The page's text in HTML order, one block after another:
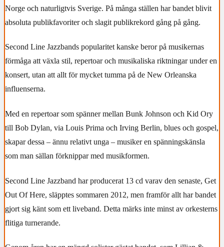
Norge och naturligtvis Sverige. På många ställen har bandet blivit
absoluta publikfavoriter och slagit publikrekord gång på gång.
Second Line Jazzbands popularitet kanske beror på musikernas
förmåga att växla stil, repertoar och musikaliska riktningar under en
konsert, utan att allt för mycket tumma på de New Orleanska
influenserna.
Med en repertoar som spänner mellan Bunk Johnson och Kid Ory
till Bob Dylan, via Louis Prima och Irving Berlin, blues och gospel,
skapar dessa – ännu relativt unga – musiker en spänningskänsla
som man sällan förknippar med musikformen.
Second Line Jazzband har producerat 13 cd varav den senaste, Get
Out Of Here, släpptes sommaren 2012, men framför allt har bandet
gjort sig känt som ett liveband. Detta märks inte minst av orkesterns
flitiga turnerande.